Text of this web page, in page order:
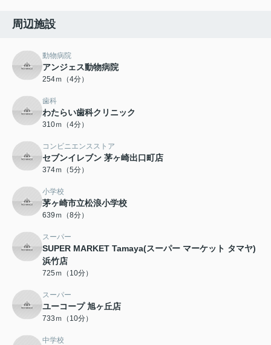
周辺施設
動物病院
アンジェス動物病院
254ｍ（4分）
歯科
わたらい歯科クリニック
310ｍ（4分）
コンビニエンスストア
セブンイレブン 茅ヶ崎出口町店
374ｍ（5分）
小学校
茅ヶ崎市立松浪小学校
639ｍ（8分）
スーパー
SUPER MARKET Tamaya(スーパー マーケット タマヤ)
浜竹店
725ｍ（10分）
スーパー
ユーコープ 旭ヶ丘店
733ｍ（10分）
中学校